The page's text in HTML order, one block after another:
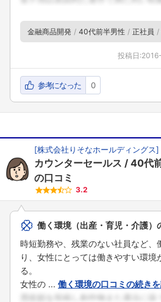
金融商品開発 40代前半男性 正社員
投稿日:
参考になった 0
[株式会社りそなホールディングス]
カウンターセールス 40代
の口コミ
3.2
働く環境（出産・育児・介護）
時短勤務や、残業のない社員など、
り、女性にとっては働きやすい環境
る。
女性の ... 働く環境の口コミの続き